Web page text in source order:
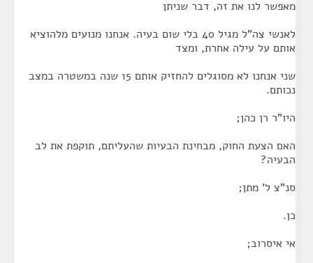
מאפשר לנו את זה, דבר שניתן
לאנשי צה"ל מגיל 40 בלי שום בעיה. אנחנו מנועים מלהוציא
אותם על עילה אחרת, ומצד
שני אנחנו לא מסוגלים להחזיק אותם 15 שנה במשטרה במצב
נכותם.
היו"ר רן כהן;
האם הצעת החוק, מבחינת הבעיות שהעליתם, תוקפת את לב
הבעיה?
סנ"צ ל' מתן;
כן.
אי איסרוב;